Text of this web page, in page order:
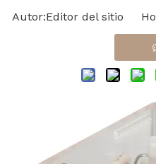
Autor:Editor del sitio